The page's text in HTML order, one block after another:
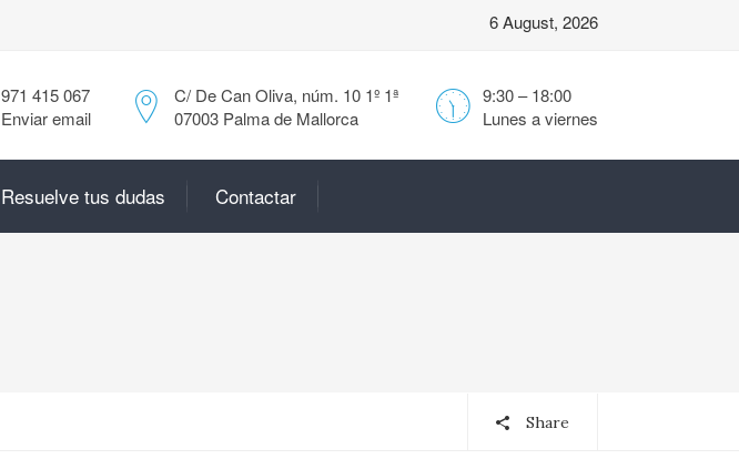
6 August, 2026
9:30 – 18:00
Lunes a viernes
C/ De Can Oliva, núm. 10 1º 1ª
07003 Palma de Mallorca
971 415 067
Enviar email
Resuelve tus dudas Contactar
Share